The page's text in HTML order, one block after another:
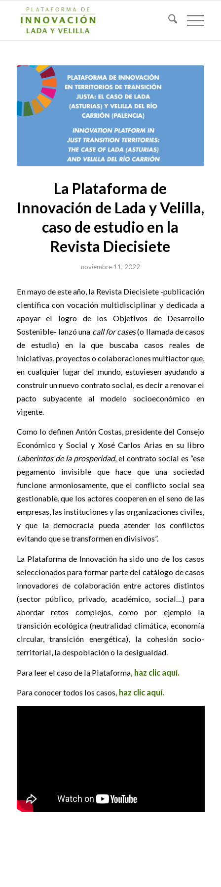
La Plataforma de
Innovación de Lada y Velilla,
caso de estudio en la
Revista Diecisiete
noviembre 11, 2022
En mayo de este año, la Revista Diecisiete -publicación
científica con vocación multidisciplinar y dedicada a
apoyar el logro de los Objetivos de Desarrollo
Sostenible- lanzó una call for cases(o llamada de casos
de estudio) en la que buscaba casos reales de
iniciativas, proyectos o colaboraciones multiactor que,
en cualquier lugar del mundo, estuviesen ayudando a
construir un nuevo contrato social, es decir a renovar el
pacto subyacente al modelo socioeconómico en
vigente.
Como lo definen Antón Costas, presidente del Consejo
Económico y Social y Xosé Carlos Arias en su libro
Laberintos de la prosperidad, el contrato social es “ese
pegamento invisible que hace que una sociedad
funcione armoniosamente, que el conflicto social sea
gestionable, que los actores cooperen en el seno de las
empresas, las instituciones y las organizaciones civiles,
y que la democracia pueda atender los conflictos
evitando que se transformen en divisivos”.
La Plataforma de Innovación ha sido uno de los casos
seleccionados para formar parte del catálogo de casos
innovadores de colaboración entre actores distintos
(sector público, privado, académico, social…) para
abordar retos complejos, como por ejemplo la
transición ecológica (neutralidad climática, economía
circular, transición energética), la cohesión socio-
territorial, la despoblación o la desigualdad.
Para leer el caso de la Plataforma, haz clic aquí.
Para conocer todos los casos, haz clic aquí.